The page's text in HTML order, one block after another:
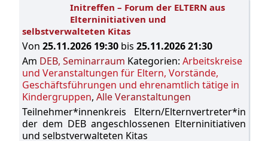
Initreffen – Forum der ELTERN aus
Elterninitiativen und
selbstverwalteten Kitas
Von 25.11.2026 19:30 bis 25.11.2026 21:30
Am DEB, Seminarraum Kategorien: Arbeitskreise
und Veranstaltungen für Eltern, Vorstände,
Geschäftsführungen und ehrenamtlich tätige in
Kindergruppen, Alle Veranstaltungen
Teilnehmer*innenkreis Eltern/Elternvertreter*in
der dem DEB angeschlossenen Elterninitiativen
und selbstverwalteten Kitas